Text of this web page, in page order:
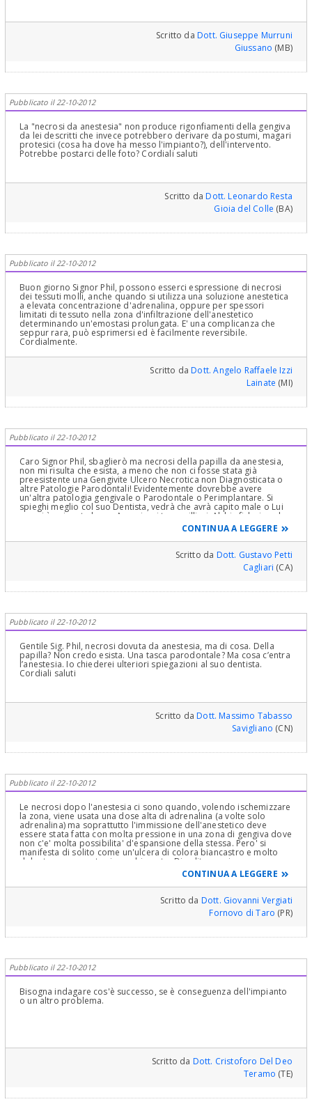
Scritto daDott. Giuseppe Murruni
Giussano (MB)
Pubblicato il 22-10-2012
La "necrosi da anestesia" non produce rigonfiamenti della gengiva
da lei descritti che invece potrebbero derivare da postumi, magari
protesici (cosa ha dove ha messo l'impianto?), dell'intervento.
Potrebbe postarci delle foto? Cordiali saluti
Scritto daDott. Leonardo Resta
Gioia del Colle (BA)
Pubblicato il 22-10-2012
Buon giorno Signor Phil, possono esserci espressione di necrosi
dei tessuti molli, anche quando si utilizza una soluzione anestetica
a elevata concentrazione d'adrenalina, oppure per spessori
limitati di tessuto nella zona d'infiltrazione dell'anestetico
determinando un'emostasi prolungata. E' una complicanza che
seppur rara, può esprimersi ed è facilmente reversibile.
Cordialmente.
Scritto daDott. Angelo Raffaele Izzi
Lainate (MI)
Pubblicato il 22-10-2012
Caro Signor Phil, sbaglierò ma necrosi della papilla da anestesia,
non mi risulta che esista, a meno che non ci fosse stata già
preesistente una Gengivite Ulcero Necrotica non Diagnosticata o
altre Patologie Parodontali! Evidentemente dovrebbe avere
un'altra patologia gengivale o Parodontale o Perimplantare. Si
spieghi meglio col suo Dentista, vedrà che avrà capito male o Lui
non si è spiegato bene. Auguri e si tranquillizzi. Abbia fiducia nel
suo Dentista e ne parli a lungo con lui facendosi rispiegare
tutto!Cordialmente Gustavo Petti, Parodontologia, Implantologia,
Gnatologia e Riabilitazione Orale Completa in Casi Clinici
Complessi ed Ortodonzia e Pedodonzia la figlia Claudia Petti, in
CONTINUA A LEGGERE
Scritto da Dott. Gustavo Petti
Cagliari (CA)
Pubblicato il 22-10-2012
Gentile Sig. Phil, necrosi dovuta da anestesia, ma di cosa. Della
papilla? Non credo esista. Una tasca parodontale? Ma cosa c’entra
l’anestesia. Io chiederei ulteriori spiegazioni al suo dentista.
Cordiali saluti
Scritto daDott. Massimo Tabasso
Savigliano (CN)
Pubblicato il 22-10-2012
Le necrosi dopo l'anestesia ci sono quando, volendo ischemizzare
la zona, viene usata una dose alta di adrenalina (a volte solo
adrenalina) ma soprattutto l'immissione dell'anestetico deve
essere stata fatta con molta pressione in una zona di gengiva dove
non c'e' molta possibilita' d'espansione della stessa. Pero' si
manifesta di solito come un'ulcera di colora biancastro e molto
dolente con un certo riassorbimento. Di solito guarisce con
antibiotici e se non ci sono pregressi problemi parodontali tutto si
conclude bene. Sono anni che non ne vedo; una volta era una
complicazione dell'anestesia intraligamentosa.
CONTINUA A LEGGERE
Scritto da Dott. Giovanni Vergiati
Fornovo di Taro (PR)
Pubblicato il 22-10-2012
Bisogna indagare cos'è successo, se è conseguenza dell'impianto
o un altro problema.
Scritto da Dott. Cristoforo Del Deo
Teramo (TE)